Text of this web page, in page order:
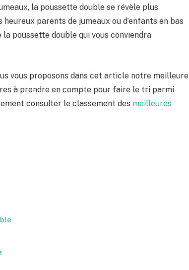
la poussette double se révèle plus
parents de jumeaux ou d’enfants en bas
poussette double qui vous conviendra
vous proposons dans cet article notre meilleure
à prendre en compte pour faire le tri parmi
consulter le classement des meilleures